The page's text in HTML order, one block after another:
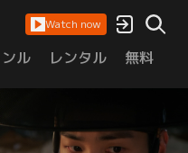
Watch now
ル レンタル 無料